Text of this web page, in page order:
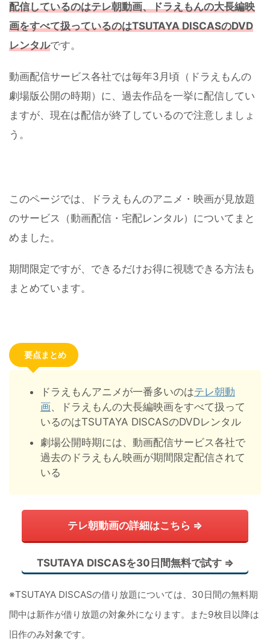
配信しているのはテレ朝動画、ドラえもんの大長編映
画をすべて扱っているのはTSUTAYA DISCASのDVD
レンタルです。
動画配信サービス各社では毎年3月頃（ドラえもんの
劇場版公開の時期）に、過去作品を一挙に配信してい
ますが、現在は配信が終了しているので注意しましょ
う。
このページでは、ドラえもんのアニメ・映画が見放題
のサービス（動画配信・宅配レンタル）についてまと
めました。
期間限定ですが、できるだけお得に視聴できる方法も
まとめています。
要点まとめ
ドラえもんアニメが一番多いのはテレ朝動
画、ドラえもんの大長編映画をすべて扱って
いるのはTSUTAYA DISCASのDVDレンタル
劇場公開時期には、動画配信サービス各社で
過去のドラえもん映画が期間限定配信されて
いる
テレ朝動画の詳細はこちら ⇒
TSUTAYA DISCASを30日間無料で試す ⇒
※TSUTAYA DISCASの借り放題については、30日間の無料期
間中は新作が借り放題の対象外になります。また9枚目以降は
旧作のみ対象です。